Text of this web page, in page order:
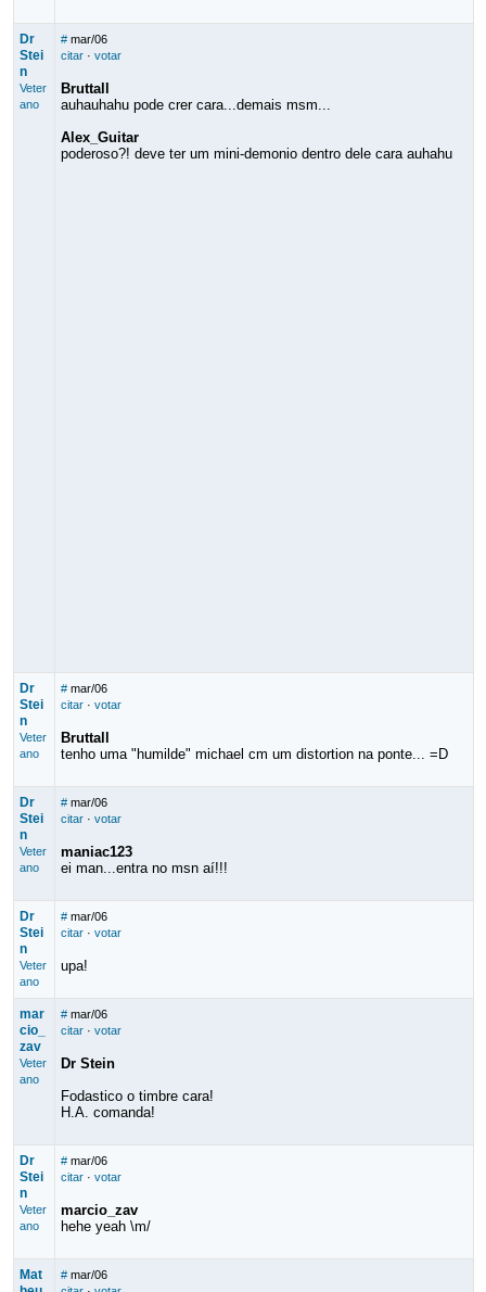
Dr
Stei
n
Veter
ano
# mar/06
citar· votar
Bruttall
auhauhahu pode crer cara...demais msm...
Alex_Guitar
poderoso?! deve ter um mini-demonio dentro dele cara auhahu
Dr
Stei
n
Veter
ano
# mar/06
citar· votar
Bruttall
tenho uma "humilde" michael cm um distortion na ponte... =D
Dr
Stei
n
Veter
ano
# mar/06
citar· votar
maniac123
ei man...entra no msn aí!!!
Dr
Stei
n
Veter
ano
# mar/06
citar· votar
upa!
mar
cio_
zav
Veter
ano
# mar/06
citar· votar
Dr Stein
Fodastico o timbre cara!
H.A. comanda!
Dr
Stei
n
Veter
ano
# mar/06
citar· votar
marcio_zav
hehe yeah \m/
Mat
# mar/06